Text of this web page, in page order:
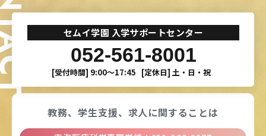
セムイ学園 入学サポートセンター
052-561-8001
[受付時間] 9:00〜17:45 [定休日] 土・日・祝
教務、学生支援、 求人に関することは